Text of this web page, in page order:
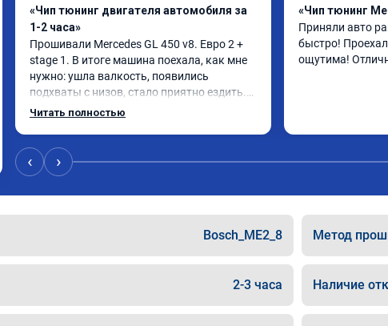
«Чип тюнинг двигателя автомобиля за
1-2 часа»
Прошивали Mercedes GL 450 v8. Евро 2 +
stage 1. В итоге машина поехала, как мне
нужно: ушла валкость, появились
подхваты с низов, стало приятно ездить.
Одни из лучших трат, в авто! 🔥
Читать полностью
«Чип тюнинг
Приняли авто
быстро!
ощутима!
‹ ›
Bosch_ME2_8 Метод
2-3 часа Наличие